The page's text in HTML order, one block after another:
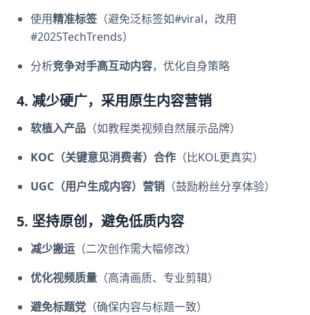
使用精准标签 （避免泛标签如#viral，改用
#2025TechTrends）
分析竞争对手高互动内容，优化自身策略
4. 减少硬广，采用原生内容营销
软植入产品 （如教程类视频自然展示品牌）
KOC（关键意见消费者）合作 （比KOL更真实）
UGC（用户生成内容）营销 （鼓励粉丝分享体验）
5. 坚持原创，避免低质内容
减少搬运 （二次创作需大幅修改）
优化视频质量 （高清画质、专业剪辑）
避免标题党 （确保内容与标题一致）